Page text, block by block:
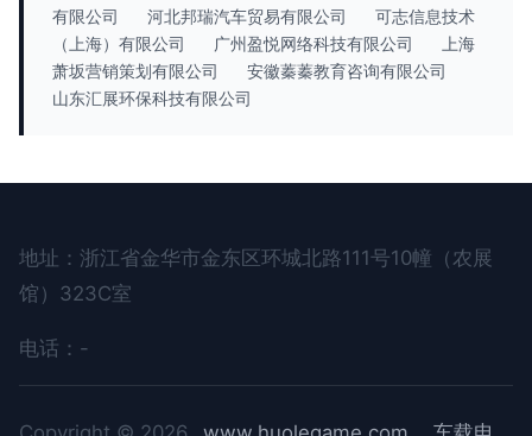
有限公司
河北邦瑞汽车贸易有限公司
可志信息技术
（上海）有限公司
广州盈悦网络科技有限公司
上海
萧坂营销策划有限公司
安徽蓁蓁教育咨询有限公司
山东汇展环保科技有限公司
地址：浙江省金华市金东区环城北路111号10幢（农展
馆）323C室
电话：-